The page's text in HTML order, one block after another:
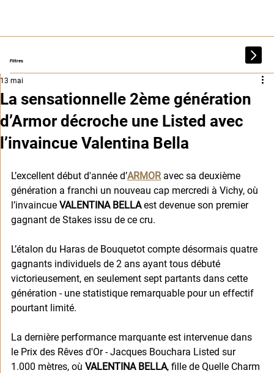
Filtres
La sensationnelle 2ème génération
d’Armor décroche une Listed avec
l’invaincue Valentina Bella
13 mai
L’excellent début d'année d’ARMOR avec sa deuxième
génération a franchi un nouveau cap mercredi à Vichy, où
l’invaincue VALENTINA BELLA est devenue son premier
gagnant de Stakes issu de ce cru.
L’étalon du Haras de Bouquetot compte désormais quatre
gagnants individuels de 2 ans ayant tous débuté
victorieusement, en seulement sept partants dans cette
génération - une statistique remarquable pour un effectif
pourtant limité.
La dernière performance marquante est intervenue dans
le Prix des Rêves d'Or - Jacques Bouchara Listed sur
1.000 mètres, où VALENTINA BELLA, fille de Quelle Charm